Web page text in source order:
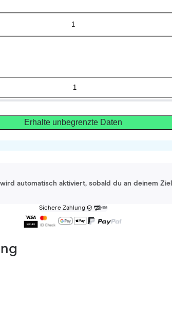
1
Erhalte unbegrenzte Daten
automatisch aktiviert, sobald du an deinem
Sichere Zahlung